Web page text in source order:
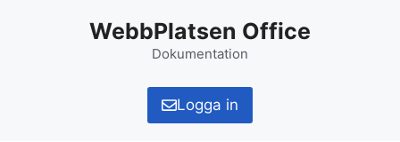
WebbPlatsen Office
Dokumentation
Logga in